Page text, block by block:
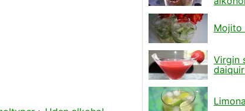
Mojito
Virgin